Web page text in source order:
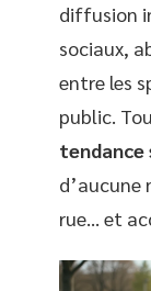
diffusion
sociaux,
entre les
public.
d’aucune
rue… et